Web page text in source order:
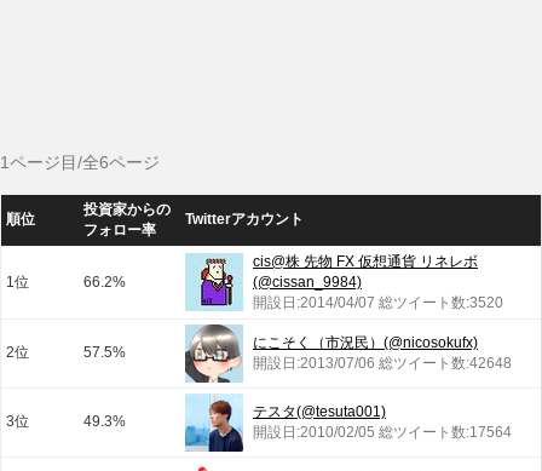
1ページ目/全6ページ
順位
投資家からの
フォロー率
Twitterアカウント
1位 66.2%
cis@株 先物 FX 仮想通貨 リネレボ
(@cissan_9984)
開設日:2014/04/07 総ツイート数:3520
2位 57.5%
にこそく（市況民）(@nicosokufx)
開設日:2013/07/06 総ツイート数:42648
3位 49.3%
テスタ(@tesuta001)
開設日:2010/02/05 総ツイート数:17564